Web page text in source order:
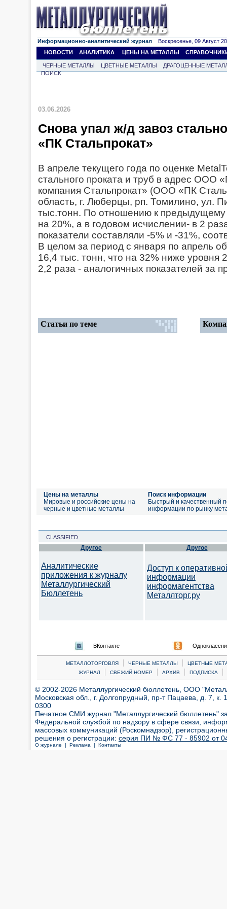
Информационно-аналитический журнал Воскресенье, 09 Август
НОВОСТИ
АНАЛИТИКА ЦЕНЫ НА МЕТАЛЛЫ
ЧЕРНЫЕ МЕТАЛЛЫ ЦВЕТНЫЕ МЕТАЛЛЫ
ДРАГОЦЕННЫЕ
ПОИСК
03.06.2026
Снова упал ж/д завоз
«ПК Стальпрокат»
В апреле текущего года по оценке
стального проката и труб в адрес ООО
компания Стальпрокат» (ООО «ПК
область, г. Люберцы, рп. Томилино, ул.
тыс.тонн. По отношению к
на 20%, а в годовом исчислении- в 2
показатели составляли -5% и -31%,
В целом за период с января по апрель
16,4 тыс. тонн, что на 32% ниже уровня
2,2 раза - аналогичных показателей за
Статьи по теме
Цены на металлы
Мировые и российские цены на
черные и цветные металлы
Поиск информации
Быстрый и качественный
информации по рынку
CLASSIFIED
Другое
Аналитические
приложения к журналу
Металлургический
Бюллетень
Другое
Доступ к
информации
информагентства
Металлторг.ру
ВКонтакте
МЕТАЛЛОТОРГОВЛЯ | ЧЕРНЫЕ МЕТАЛЛЫ |
ЦВЕТНЫЕ
ЖУРНАЛ
| СВЕЖИЙ НОМЕР | АРХИВ | ПОДПИСКА |
© 2002-2026 Металлургический бюллетень, ООО
Московская обл., г. Долгопрудный, пр-т Пацаева, д. 7,
0300
Печатное СМИ журнал "Металлургический бюллетень"
Федеральной службой по надзору в сфере связи,
массовых коммуникаций (Роскомнадзор),
решения о регистрации: серия ПИ № ФС 77 - 85902 от 04
О журнале | Реклама | Контакты